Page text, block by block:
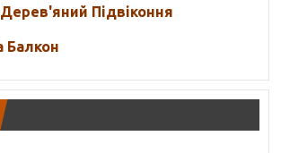
Підвіконня
Балкон